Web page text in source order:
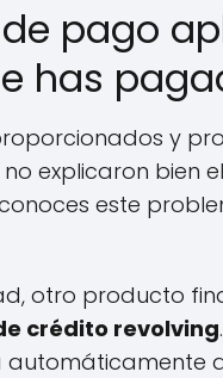
pago
has
y
explicaron bien
este
otro producto
crédito revolving